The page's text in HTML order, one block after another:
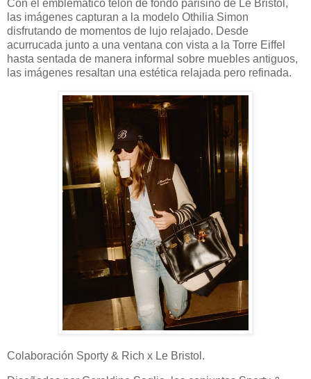
Con el emblemático telón de fondo parisino de Le Bristol,
las imágenes capturan a la modelo Othilia Simon
disfrutando de momentos de lujo relajado. Desde
acurrucada junto a una ventana con vista a la Torre Eiffel
hasta sentada de manera informal sobre muebles antiguos,
las imágenes resaltan una estética relajada pero refinada.
Colaboración Sporty & Rich x Le Bristol.